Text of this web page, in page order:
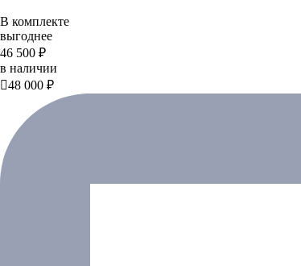
В комплекте
выгоднее
46 500 ₽
в наличии
48 000 ₽